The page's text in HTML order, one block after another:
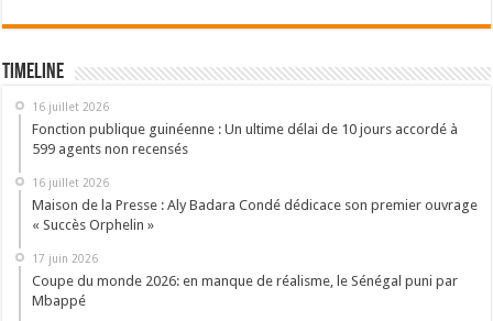
Timeline
16 juillet 2026
Fonction publique guinéenne : Un ultime délai de 10 jours accordé à
599 agents non recensés
16 juillet 2026
Maison de la Presse : Aly Badara Condé dédicace son premier ouvrage
« Succès Orphelin »
17 juin 2026
Coupe du monde 2026: en manque de réalisme, le Sénégal puni par
Mbappé